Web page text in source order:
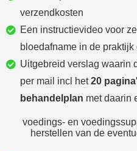
verzendkosten
Een instructievideo voor
bloedafname in de
Uitgebreid verslag waarin
per mail incl het20
behandelplan met daarin
voedings- en
herstellen van de